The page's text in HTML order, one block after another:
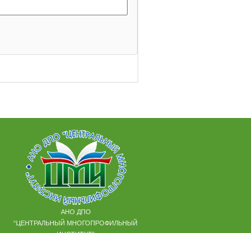
АНО ДПО
“ЦЕНТРАЛЬНЫЙ МНОГОПРОФИЛЬНЫЙ